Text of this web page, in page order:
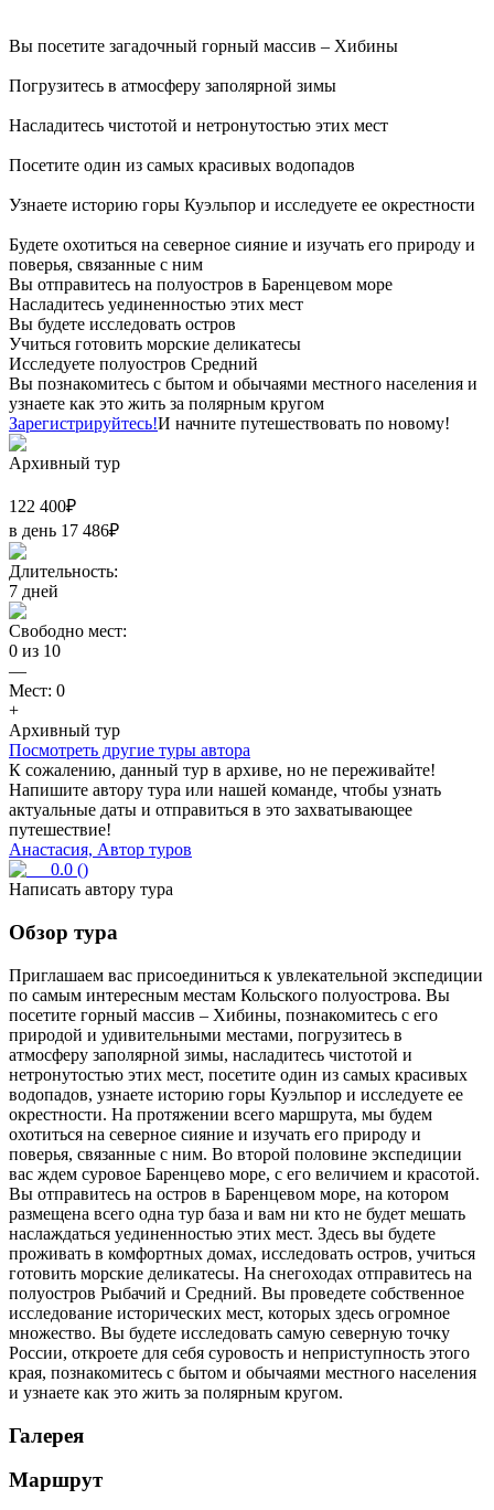
Вы посетите загадочный горный массив – Хибины
Погрузитесь в атмосферу заполярной зимы
Насладитесь чистотой и нетронутостью этих мест
Посетите один из самых красивых водопадов
Узнаете историю горы Куэльпор и исследуете ее окрестности
Будете охотиться на северное сияние и изучать его природу и
поверья, связанные с ним
Вы отправитесь на полуостров в Баренцевом море
Насладитесь уединенностью этих мест
Вы будете исследовать остров
Учиться готовить морские деликатесы
Исследуете полуостров Средний
Вы познакомитесь с бытом и обычаями местного населения и
узнаете как это жить за полярным кругом
Зарегистрируйтесь!И начните путешествовать по новому!
Архивный тур
122 400₽
в день 17 486₽
Длительность:
7 дней
Свободно мест:
0 из 10
—
Мест: 0
+
Архивный тур
Посмотреть другие туры автора
К сожалению, данный тур в архиве, но не переживайте!
Напишите автору тура или нашей команде, чтобы узнать
актуальные даты и отправиться в это захватывающее
путешествие!
Анастасия, Автор туров
0.0 ()
Написать автору тура
Обзор тура
Приглашаем вас присоединиться к увлекательной экспедиции
по самым интересным местам Кольского полуострова. Вы
посетите горный массив – Хибины, познакомитесь с его
природой и удивительными местами, погрузитесь в
атмосферу заполярной зимы, насладитесь чистотой и
нетронутостью этих мест, посетите один из самых красивых
водопадов, узнаете историю горы Куэльпор и исследуете ее
окрестности. На протяжении всего маршрута, мы будем
охотиться на северное сияние и изучать его природу и
поверья, связанные с ним. Во второй половине экспедиции
вас ждем суровое Баренцево море, с его величием и красотой.
Вы отправитесь на остров в Баренцевом море, на котором
размещена всего одна тур база и вам ни кто не будет мешать
наслаждаться уединенностью этих мест. Здесь вы будете
проживать в комфортных домах, исследовать остров, учиться
готовить морские деликатесы. На снегоходах отправитесь на
полуостров Рыбачий и Средний. Вы проведете собственное
исследование исторических мест, которых здесь огромное
множество. Вы будете исследовать самую северную точку
России, откроете для себя суровость и неприступность этого
края, познакомитесь с бытом и обычаями местного населения
и узнаете как это жить за полярным кругом.
Галерея
Маршрут